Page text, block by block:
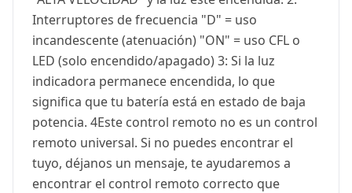
Interruptores de frecuencia "D" = uso
incandescente (atenuación) "ON" = uso CFL o
LED (solo encendido/apagado) 3: Si la luz
indicadora permanece encendida, lo que
significa que tu batería está en estado de baja
potencia. 4Este control remoto no es un control
remoto universal. Si no puedes encontrar el
tuyo, déjanos un mensaje, te ayudaremos a
encontrar el control remoto correcto que